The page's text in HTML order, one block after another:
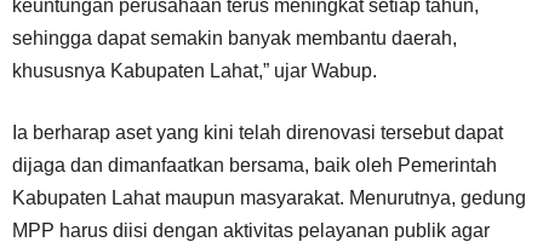
keuntungan perusahaan terus meningkat setiap tahun,
sehingga dapat semakin banyak membantu daerah,
khususnya Kabupaten Lahat,” ujar Wabup.
Ia berharap aset yang kini telah direnovasi tersebut dapat
dijaga dan dimanfaatkan bersama, baik oleh Pemerintah
Kabupaten Lahat maupun masyarakat. Menurutnya, gedung
MPP harus diisi dengan aktivitas pelayanan publik agar